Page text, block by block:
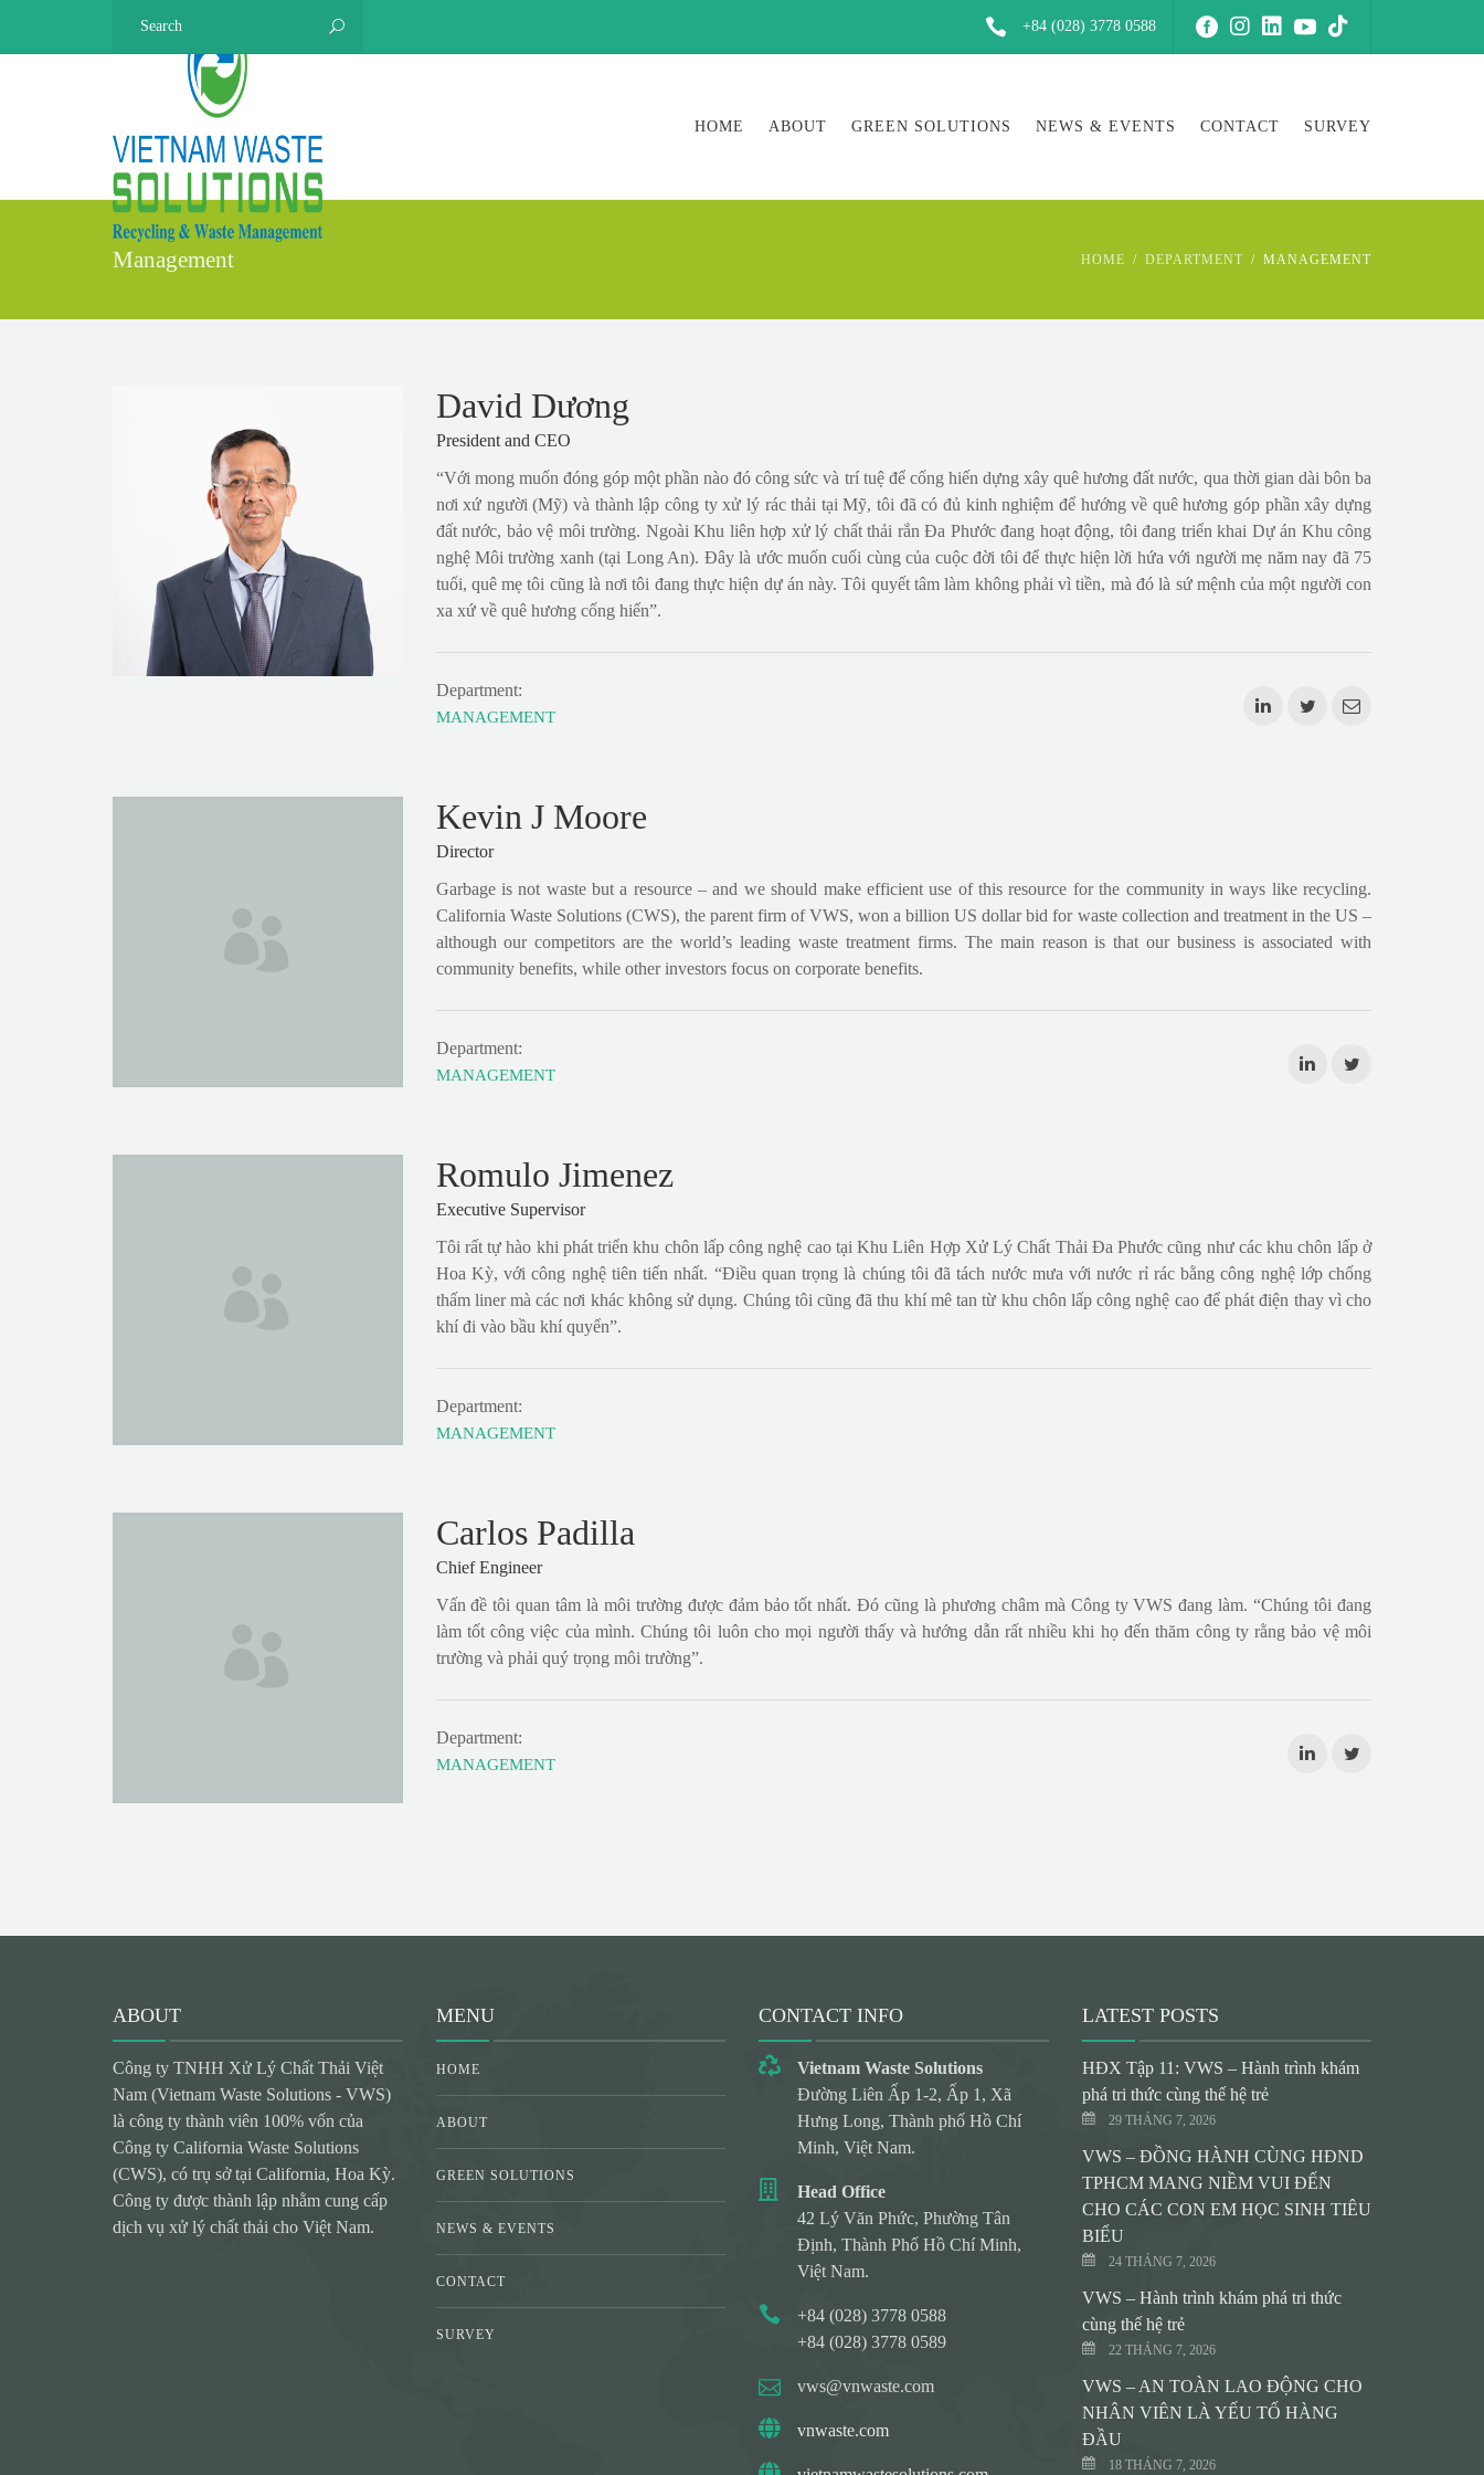
+84 (028) 3778 0588
HOME ABOUT GREEN SOLUTIONS NEWS & EVENTS CONTACT SURVEY
Management HOME DEPARTMENT MANAGEMENT
David Dương
President and CEO
“Với mong muốn đóng góp một phần nào đó công sức và trí tuệ để cống hiến dựng xây quê hương đất nước, qua thời gian dài bôn ba
nơi xứ người (Mỹ) và thành lập công ty xử lý rác thải tại Mỹ, tôi đã có đủ kinh nghiệm để hướng về quê hương góp phần xây dựng
đất nước, bảo vệ môi trường. Ngoài Khu liên hợp xử lý chất thải rắn Đa Phước đang hoạt động, tôi đang triển khai Dự án Khu công
nghệ Môi trường xanh (tại Long An). Đây là ước muốn cuối cùng của cuộc đời tôi để thực hiện lời hứa với người mẹ năm nay đã 75
tuổi, quê mẹ tôi cũng là nơi tôi đang thực hiện dự án này. Tôi quyết tâm làm không phải vì tiền, mà đó là sứ mệnh của một người con
xa xứ về quê hương cống hiến”.
Department:
MANAGEMENT
Kevin J Moore
Director
Garbage is not waste but a resource – and we should make efficient use of this resource for the community in ways like recycling.
California Waste Solutions (CWS), the parent firm of VWS, won a billion US dollar bid for waste collection and treatment in the US –
although our competitors are the world’s leading waste treatment firms. The main reason is that our business is associated with
community benefits, while other investors focus on corporate benefits.
Department:
MANAGEMENT
Romulo Jimenez
Executive Supervisor
Tôi rất tự hào khi phát triển khu chôn lấp công nghệ cao tại Khu Liên Hợp Xử Lý Chất Thải Đa Phước cũng như các khu chôn lấp ở
Hoa Kỳ, với công nghệ tiên tiến nhất. “Điều quan trọng là chúng tôi đã tách nước mưa với nước rỉ rác bằng công nghệ lớp chống
thấm liner mà các nơi khác không sử dụng. Chúng tôi cũng đã thu khí mê tan từ khu chôn lấp công nghệ cao để phát điện thay vì cho
khí đi vào bầu khí quyển”.
Department:
MANAGEMENT
Carlos Padilla
Chief Engineer
Vấn đề tôi quan tâm là môi trường được đảm bảo tốt nhất. Đó cũng là phương châm mà Công ty VWS đang làm. “Chúng tôi đang
làm tốt công việc của mình. Chúng tôi luôn cho mọi người thấy và hướng dẫn rất nhiều khi họ đến thăm công ty rằng bảo vệ môi
trường và phải quý trọng môi trường”.
Department:
MANAGEMENT
ABOUT
Công ty TNHH Xử Lý Chất Thải Việt
Nam (Vietnam Waste Solutions - VWS)
là công ty thành viên 100% vốn của
Công ty California Waste Solutions
(CWS), có trụ sở tại California, Hoa Kỳ.
Công ty được thành lập nhằm cung cấp
dịch vụ xử lý chất thải cho Việt Nam.
MENU
HOME
ABOUT
GREEN SOLUTIONS
NEWS & EVENTS
CONTACT
SURVEY
CONTACT INFO
Vietnam Waste Solutions
Đường Liên Ấp 1-2, Ấp 1, Xã
Hưng Long, Thành phố Hồ Chí
Minh, Việt Nam.
Head Office
42 Lý Văn Phức, Phường Tân
Định, Thành Phố Hồ Chí Minh,
Việt Nam.
+84 (028) 3778 0588
+84 (028) 3778 0589
vws@vnwaste.com
vnwaste.com
LATEST POSTS
HĐX Tập 11: VWS – Hành trình khám
phá tri thức cùng thế hệ trẻ
29 THÁNG 7, 2026
VWS – ĐỒNG HÀNH CÙNG HĐND
TPHCM MANG NIỀM VUI ĐẾN
CHO CÁC CON EM HỌC SINH TIÊU
BIỂU
24 THÁNG 7, 2026
VWS – Hành trình khám phá tri thức
cùng thế hệ trẻ
22 THÁNG 7, 2026
VWS – AN TOÀN LAO ĐỘNG CHO
NHÂN VIÊN LÀ YẾU TỐ HÀNG
ĐẦU
18 THÁNG 7, 2026